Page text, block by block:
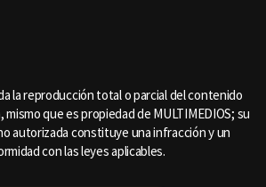
la reproducción total o parcial del contenido
mismo que es propiedad de MULTIMEDIOS; su
autorizada constituye una infracción y un
con las leyes aplicables.